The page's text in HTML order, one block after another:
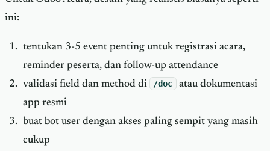
ini:
tentukan 3-5 event penting untuk registrasi acara,
reminder peserta, dan follow-up attendance
validasi field dan method di
/doc
atau dokumentasi
app resmi
buat bot user dengan akses paling sempit yang masih
cukup